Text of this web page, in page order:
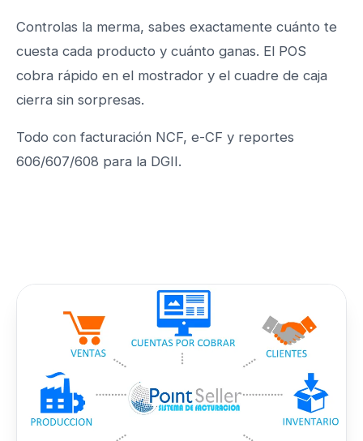
Controlas la merma, sabes exactamente cuánto te
cuesta cada producto y cuánto ganas. El POS
cobra rápido en el mostrador y el cuadre de caja
cierra sin sorpresas.
Todo con facturación NCF, e-CF y reportes
606/607/608 para la DGII.